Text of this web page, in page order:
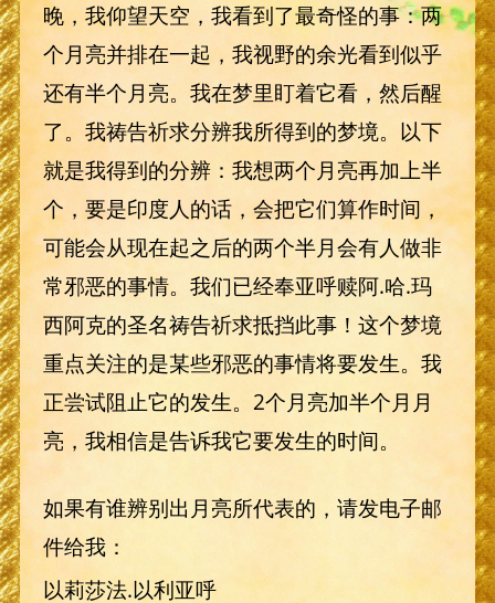
晚，我仰望天空，我看到了最奇怪的事：两
个月亮并排在一起，我视野的余光看到似乎
还有半个月亮。我在梦里盯着它看，然后醒
了。我祷告祈求分辨我所得到的梦境。以下
就是我得到的分辨：我想两个月亮再加上半
个，要是印度人的话，会把它们算作时间，
可能会从现在起之后的两个半月会有人做非
常邪恶的事情。我们已经奉亚呼赎阿.哈.玛
西阿克的圣名祷告祈求抵挡此事！这个梦境
重点关注的是某些邪恶的事情将要发生。我
正尝试阻止它的发生。2个月亮加半个月月
亮，我相信是告诉我它要发生的时间。
如果有谁辨别出月亮所代表的，请发电子邮
件给我：
以莉莎法.以利亚呼